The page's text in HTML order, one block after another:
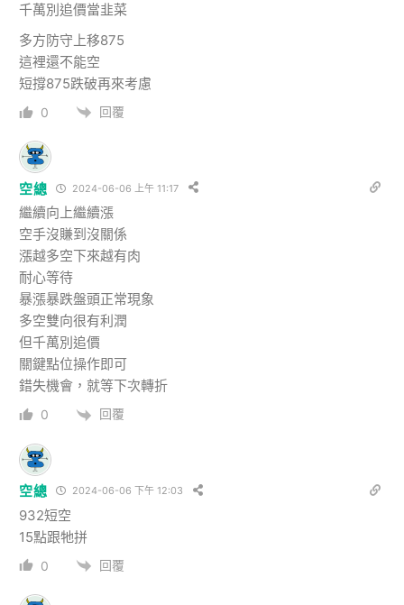
千萬別追價當韭菜
多方防守上移875
這裡還不能空
短撐875跌破再來考慮
0 回覆
空總 2024-06-06 上午 11:17
繼續向上繼續漲
空手沒賺到沒關係
漲越多空下來越有肉
耐心等待
暴漲暴跌盤頭正常現象
多空雙向很有利潤
但千萬別追價
關鍵點位操作即可
錯失機會，就等下次轉折
0 回覆
空總 2024-06-06 下午 12:03
932短空
15點跟牠拼
0 回覆